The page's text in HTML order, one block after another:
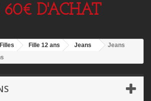
60€ D'ACHAT
Fille 12 ans Jeans
Jeans